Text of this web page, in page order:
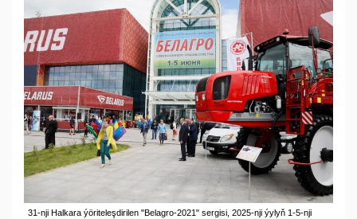
31-nji Halkara ýöriteleşdirilen "Belagro-2021" sergisi, 2025-nji ýylyň 1-5-nji